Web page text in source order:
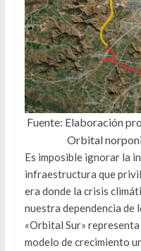
Fuente: Elaboración
Orbital
Es imposible ignorar la
infraestructura que
era donde la crisis
nuestra dependencia de
«Orbital Sur»
modelo de crecimiento